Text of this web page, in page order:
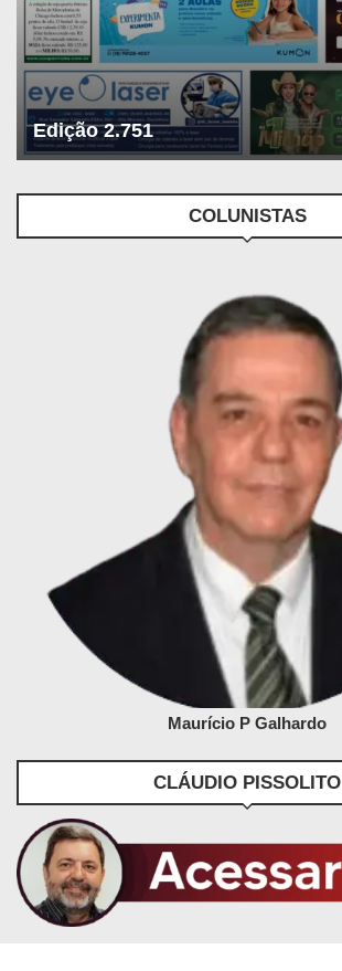
Edição 2.751
COLUNISTAS
Maurício P Galhardo
CLÁUDIO PISSOLITO